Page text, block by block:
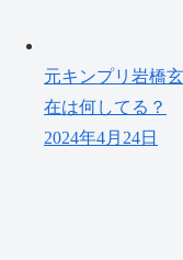
元キンプリ岩橋
在は何してる？
2024年4月24日